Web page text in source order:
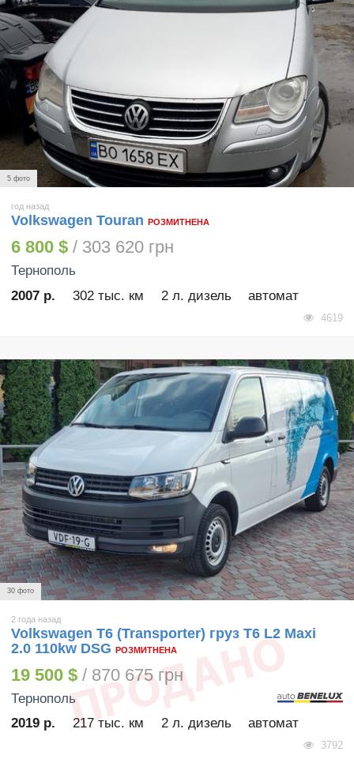
5 фото
год назад
Volkswagen Touran РОЗМИТНЕНА
6 800 $ / 303 620 грн
Тернополь
2007 р.
302 тыс. км 2 л. дизель автомат
4619
30 фото
2 года назад
Volkswagen T6 (Transporter) груз T6 L2 Maxi
2.0 110kw DSG РОЗМИТНЕНА
19 500 $ / 870 675 грн
Тернополь
2019 р.
217 тыс. км 2 л. дизель автомат
3792